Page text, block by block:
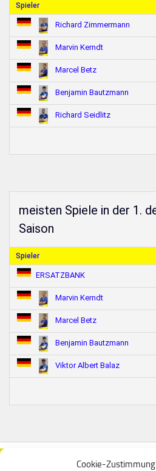
Cookie-
Spieler
Richard Zimmermann
Marvin Kerndt
Marcel Betz
Benjamin Bautzmann
Richard Seidlitz
meisten Spiele in der 1.
Saison
Spieler
ERSATZBANK
Marvin Kerndt
Marcel Betz
Benjamin Bautzmann
Viktor Albert Balaz